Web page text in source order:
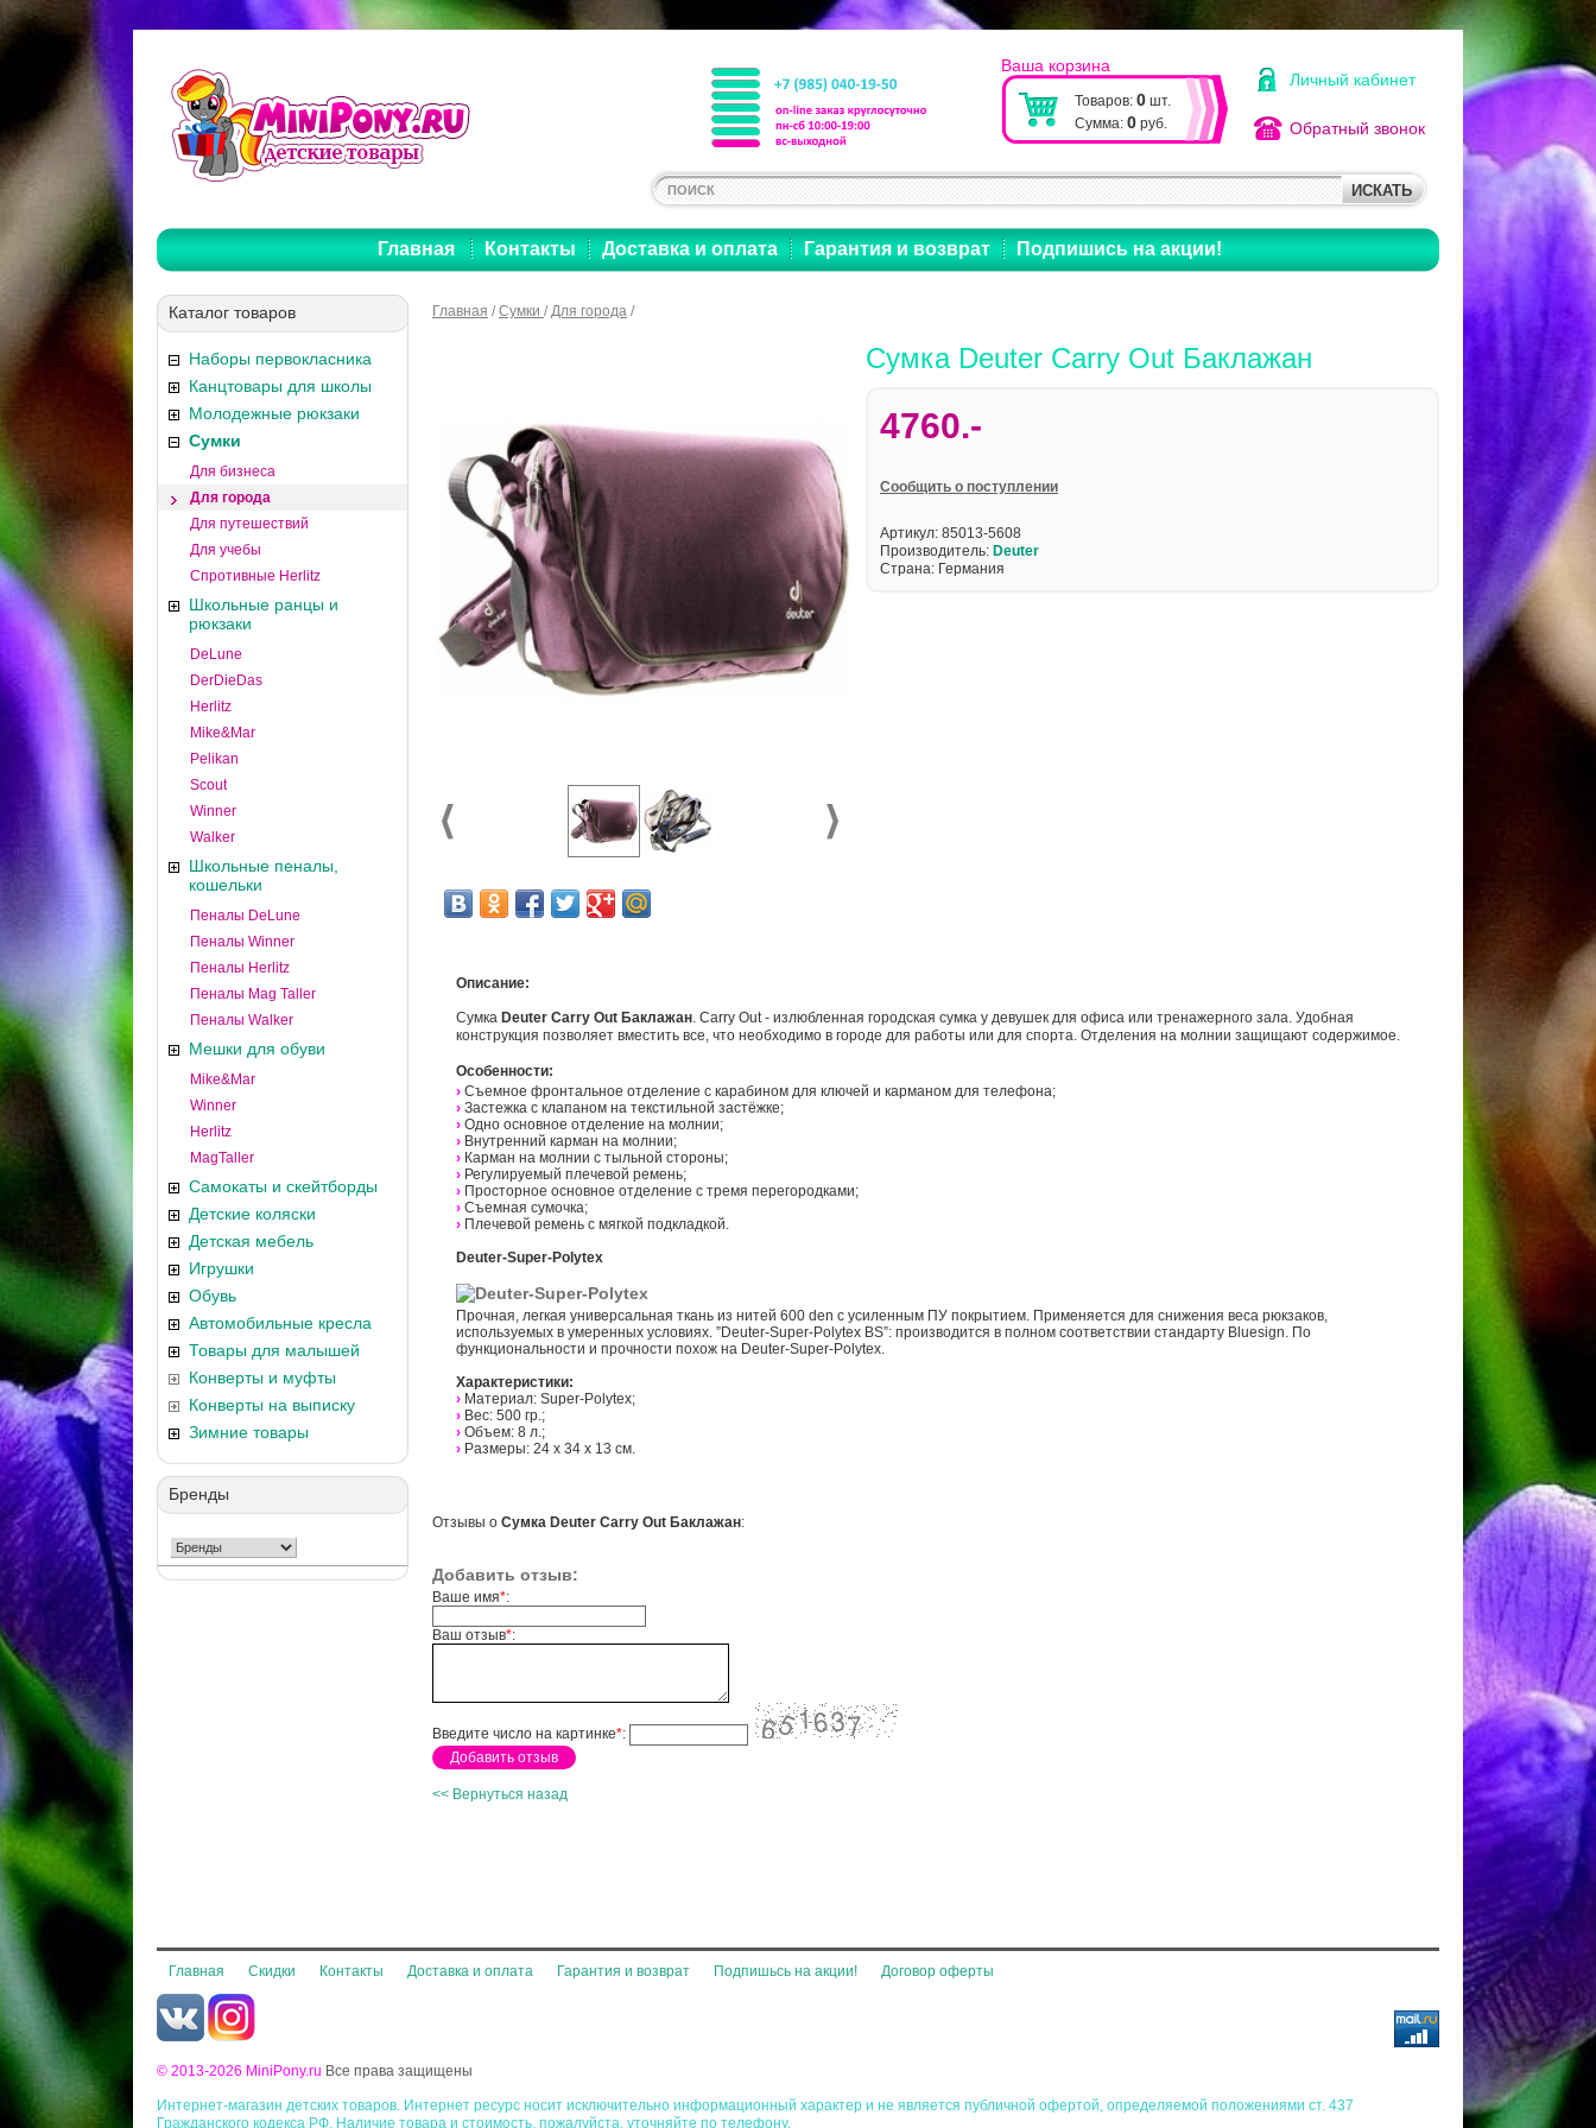
Личный кабинет
Обратный звонок
Ваша корзина
Товаров: 0 шт.
Сумма: 0 руб.
Главная Контакты Доставка и оплата Гарантия и возврат Подпишись на акции!
Каталог товаров
Наборы первокласника
Канцтовары для школы
Молодежные рюкзаки
Сумки
Для бизнеса
Для города
Для путешествий
Для учебы
Спротивные Herlitz
Школьные ранцы и
рюкзаки
DeLune
DerDieDas
Herlitz
Mike&Mar
Pelikan
Scout
Winner
Walker
Школьные пеналы,
кошельки
Пеналы DeLune
Пеналы Winner
Пеналы Herlitz
Пеналы Mag Taller
Пеналы Walker
Мешки для обуви
Mike&Mar
Winner
Herlitz
MagTaller
Самокаты и скейтборды
Детские коляски
Детская мебель
Игрушки
Обувь
Автомобильные кресла
Товары для малышей
Конверты и муфты
Конверты на выписку
Зимние товары
Бренды
Главная /Сумки /Для города /
Сумка Deuter Carry Out Баклажан
4760.-
Cообщить о поступлении
Артикул: 85013-5608
Производитель: Deuter
Страна: Германия
Описание:
Сумка Deuter Carry Out Баклажан. Carry Out - излюбленная городская сумка у девушек для офиса или тренажерного зала. Удобная
конструкция позволяет вместить все, что необходимо в городе для работы или для спорта. Отделения на молнии защищают содержимое.
Особенности:
› Съемное фронтальное отделение с карабином для ключей и карманом для телефона;
› Застежка с клапаном на текстильной застёжке;
› Одно основное отделение на молнии;
› Внутренний карман на молнии;
› Карман на молнии с тыльной стороны;
› Регулируемый плечевой ремень;
› Просторное основное отделение с тремя перегородками;
› Съемная сумочка;
› Плечевой ремень с мягкой подкладкой.
Deuter-Super-Polytex
Прочная, легкая универсальная ткань из нитей 600 den с усиленным ПУ покрытием. Применяется для снижения веса рюкзаков,
используемых в умеренных условиях. ”Deuter-Super-Polytex BS”: производится в полном соответствии стандарту Bluesign. По
функциональности и прочности похож на Deuter-Super-Polytex.
Характеристики:
› Материал: Super-Polytex;
› Вес: 500 гр.;
› Объем: 8 л.;
› Размеры: 24 x 34 x 13 см.
Отзывы о Сумка Deuter Carry Out Баклажан:
Добавить отзыв:
Ваше имя*:
Ваш отзыв*:
Введите число на картинке*:
<< Вернуться назад
Главная Скидки Контакты Доставка и оплата Гарантия и возврат Подпишьсь на акции! Договор оферты
© 2013-2026 MiniPony.ru Все права защищены
Интернет-магазин детских товаров. Интернет ресурс носит исключительно информационный характер и не является публичной офертой, определяемой положениями ст. 437
Гражданского кодекса РФ. Наличие товара и стоимость, пожалуйста, уточняйте по телефону.